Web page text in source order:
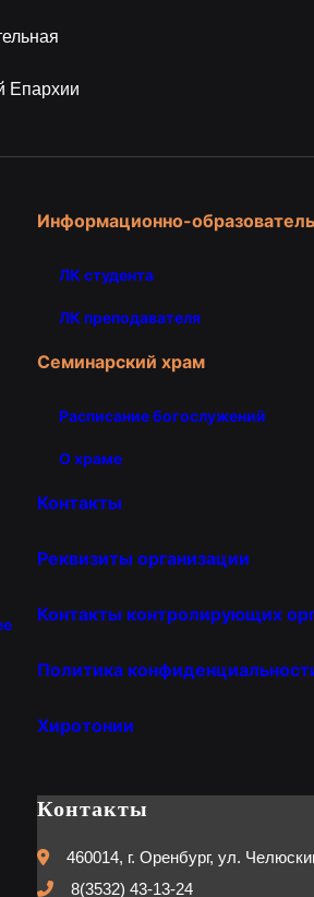
Епархии
Информационно-
ЛК студента
ЛК преподавателя
Семинарский храм
Расписание богослужений
О храме
Контакты
Реквизиты организации
Контакты контролирующих
Политика
Хиротонии
Контакты
460014, г. Оренбург, ул.
8(3532) 43-13-24